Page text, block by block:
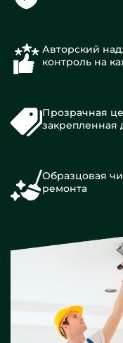
Авторский
контроль на
Прозрачная
закрепленная
Образцовая
ремонта